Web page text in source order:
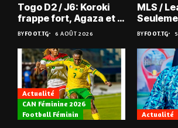
Togo D2 / J6: Koroki
frappe fort, Agaza et la
JCA assurent,
suspense avant Sara
FC – Doumbé FC
BYFOOT.TG 6 AOÛT 2026
MLS /
de jeu
Denkey
BYFOOT.TG
Actualité
CAN Féminine 2026
Football Féminin
Actualité